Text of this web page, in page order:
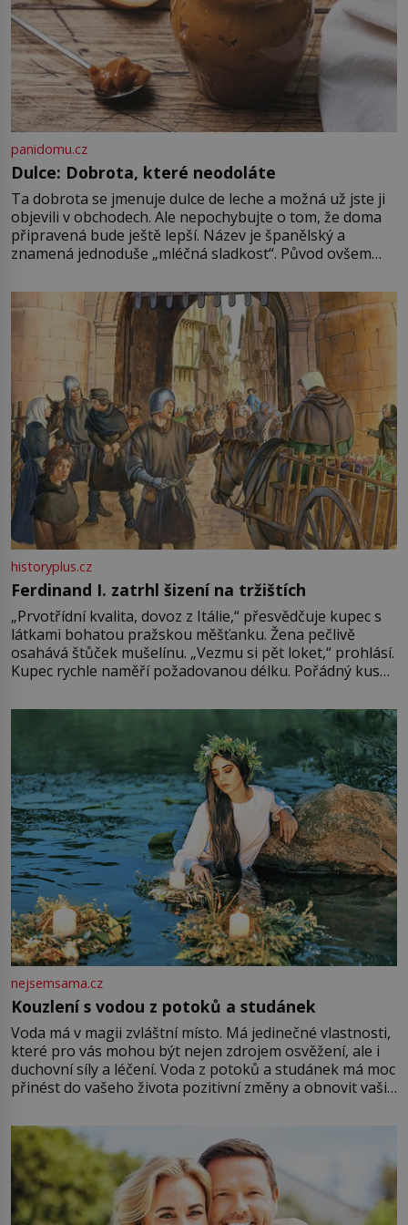
panidomu.cz
Dulce: Dobrota, které neodoláte
Ta dobrota se jmenuje dulce de leche a možná už jste ji
objevili v obchodech. Ale nepochybujte o tom, že doma
připravená bude ještě lepší. Název je španělský a
znamená jednoduše „mléčná sladkost“. Původ ovšem
pře hned několik latinskoamerických zemí a k tomu
Francie, kde se traduje,
historyplus.cz
Ferdinand I. zatrhl šizení na tržištích
„Prvotřídní kvalita, dovoz z Itálie,“ přesvědčuje kupec s
látkami bohatou pražskou měšťanku. Žena pečlivě
osahává štůček mušelínu. „Vezmu si pět loket,“ prohlásí.
Kupec rychle naměří požadovanou délku. Pořádný kus
milostpaní. Stačí jenom na sukni,“ zhodnotí švadlena
množství růžového mušelínu. „Ošidili vás, podívejte.“
Vezme do ruky dřevěnou
nejsemsama.cz
Kouzlení s vodou z potoků a studánek
Voda má v magii zvláštní místo. Má jedinečné vlastnosti,
které pro vás mohou být nejen zdrojem osvěžení, ale i
duchovní síly a léčení. Voda z potoků a studánek má moc
přinést do vašeho života pozitivní změny a obnovit vaši
můžete obohatit své rituály a přinést do svého života
větší harmonii a klid. Je důležité